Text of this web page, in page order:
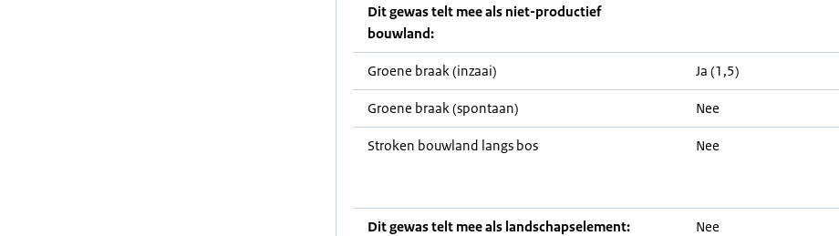
Dit gewas telt mee als niet-productief
bouwland:
Groene braak (inzaai) Ja (1,5)
Groene braak (spontaan) Nee
Stroken bouwland langs bos Nee
Dit gewas telt mee als landschapselement: Nee